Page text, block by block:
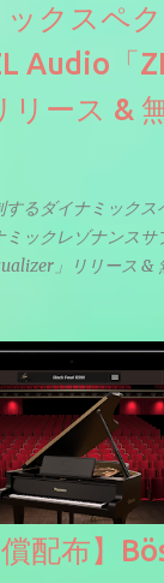
クスペ
Audio「
リース &
るダイナミック
ックレゾナンスサ
」リリース &
償配布】